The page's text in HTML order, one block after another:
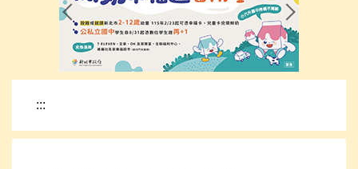
處室簡介
榮譽事項
下載專區
網路資源
:::